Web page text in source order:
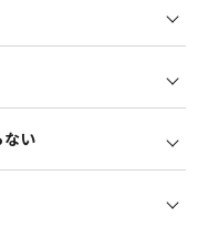
ワードでログインし
はシークレットモー
ベートモードを解除
。
の場合は、ページ下
らお問い合わせくだ
い
ます「パスワードを